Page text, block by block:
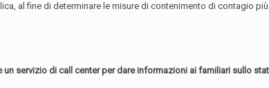
al fine di determinare le misure di contenimento di contagio
servizio di call center per dare informazioni ai familiari sullo